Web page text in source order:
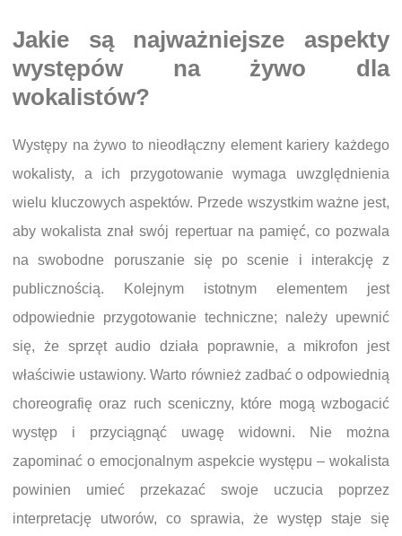
Jakie są najważniejsze aspekty
występów na żywo dla
wokalistów?
Występy na żywo to nieodłączny element kariery każdego
wokalisty, a ich przygotowanie wymaga uwzględnienia
wielu kluczowych aspektów. Przede wszystkim ważne jest,
aby wokalista znał swój repertuar na pamięć, co pozwala
na swobodne poruszanie się po scenie i interakcję z
publicznością. Kolejnym istotnym elementem jest
odpowiednie przygotowanie techniczne; należy upewnić
się, że sprzęt audio działa poprawnie, a mikrofon jest
właściwie ustawiony. Warto również zadbać o odpowiednią
choreografię oraz ruch sceniczny, które mogą wzbogacić
występ i przyciągnąć uwagę widowni. Nie można
zapominać o emocjonalnym aspekcie występu – wokalista
powinien umieć przekazać swoje uczucia poprzez
interpretację utworów, co sprawia, że występ staje się